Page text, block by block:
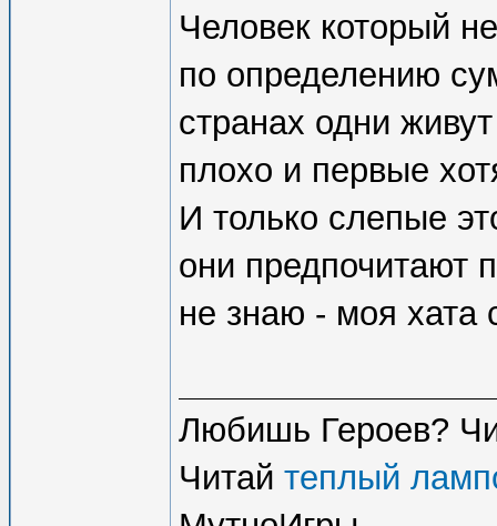
Человек который
по определению
странах одни
плохо и первые
И только слепые
они предпочитают
не знаю - моя хата
Любишь Героев?
Читай теплый